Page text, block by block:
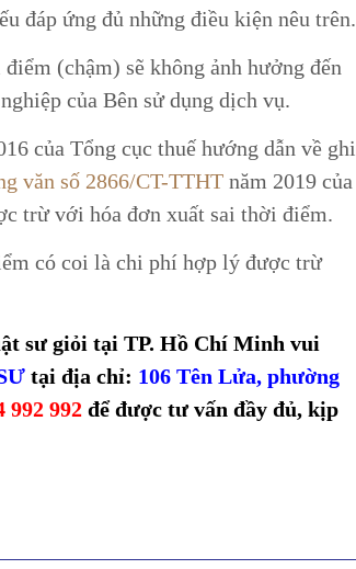
đáp ứng đủ những điều kiện nêu trên.
(chậm) sẽ không ảnh hưởng đến
của Bên sử dụng dịch vụ.
của Tổng cục thuế hướng dẫn về ghi
văn số 2866/CT-TTHTnăm 2019 của
trừ với hóa đơn xuất sai thời điểm.
có coi là chi phí hợp lý được trừ
sư giỏi tại TP. Hồ Chí Minh vui
tại địa chỉ: 106 Tên Lửa, phường
992 992để được tư vấn đầy đủ, kịp